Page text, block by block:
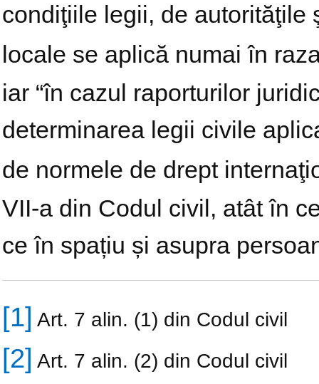
condiţiile legii, de autorităţile
locale se aplică numai în
iar “în cazul raporturilor
determinarea legii civile
de normele de drept
VII-a din Codul civil, atât în
ce în spațiu și asupra
[1] Art. 7 alin. (1) din Codul civil
[2] Art. 7 alin. (2) din Codul civil